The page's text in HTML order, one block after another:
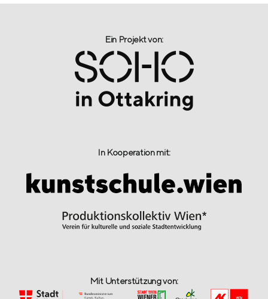
Ein Projekt von:​
In Kooperation mit:
Mit Unterstützung von: